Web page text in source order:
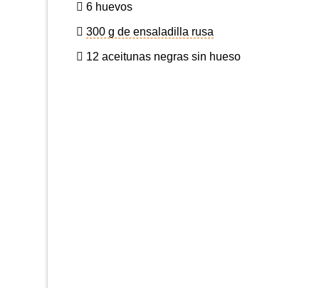
6 huevos
300 g de ensaladilla rusa
12 aceitunas negras sin hueso